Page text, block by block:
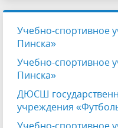
Учебно-
Пинска»
Учебно-
Пинска»
ДЮСШ
учреждения